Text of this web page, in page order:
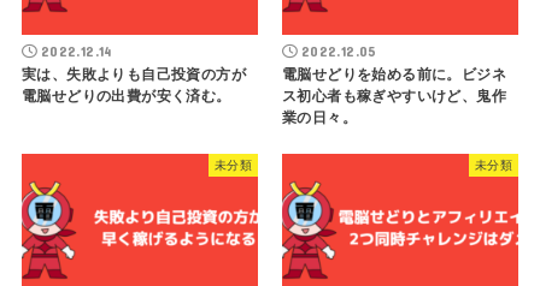
2022.12.14
実は、失敗よりも自己投資の方が
電脳せどりの出費が安く済む。
2022.12.05
電脳せどりを始める前に。ビジネ
ス初心者も稼ぎやすいけど、鬼作
業の日々。
未分類 未分類